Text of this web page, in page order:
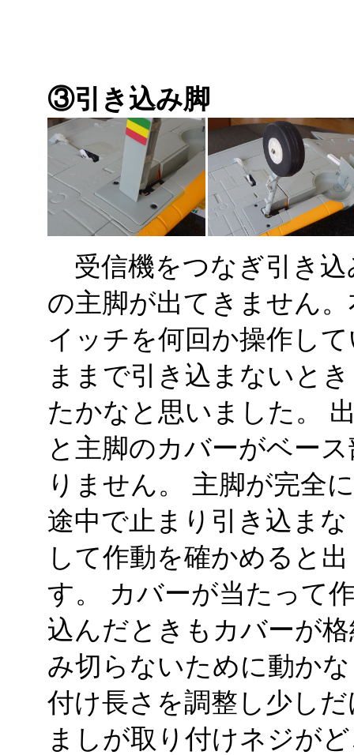
③引き込み脚
受信機をつなぎ引き込
の主脚が出てきません
イッチを何回か操作し
ままで引き込まないと
たかなと思いました。
と主脚のカバーがベー
りません。 主脚が完全
途中で止まり引き込ま
して作動を確かめると
す。 カバーが当たって
込んだときもカバーが
み切らないために動か
付け長さを調整し少し
ましが取り付けネジが